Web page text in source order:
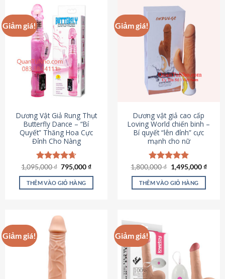
Giảm giá!
Dương Vật Giả Rung Thụt
Butterfly Dance – “Bí
Quyết” Thăng Hoa Cực
Đỉnh Cho Nàng
Được xếp
hạng4.65
5 sao
1,095,000₫ Giá
là:
1,095,000 ₫.
795,000₫Giá
tại
THÊM VÀO GIỎ HÀNG
Giảm giá!
Dương vật giả cao cấp
Loving World chiến binh –
Bí quyết “lên đỉnh” cực
mạnh cho nữ
Được xếp
hạng4.89
5 sao
1,800,000₫ Giá
gốc
là:
1,800,000 ₫.
1,495,000₫Giá
THÊM VÀO GIỎ HÀNG
Giảm giá! Giảm giá!